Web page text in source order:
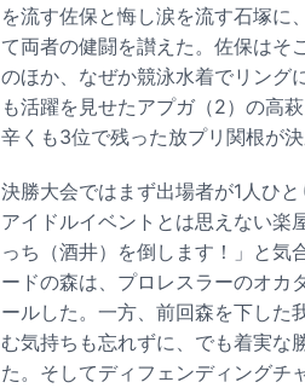
を流す佐保と悔し涙を流す石塚に
て両者の健闘を讃えた。佐保はそ
のほか、なぜか競泳水着でリン
も活躍を見せたアプガ（2）の高
辛くも3位で残った放プリ関根が決
決勝大会ではまず出場者が1人ひ
アイドルイベントとは思えない楽
っち（酒井）を倒します！」と気
ードの森は、プロレスラーのオカ
ールした。一方、前回森を下した
む気持ちも忘れずに、でも着実な
た。そしてディフェンディングチ